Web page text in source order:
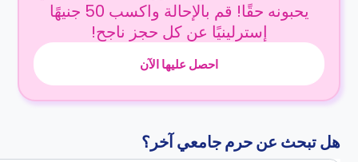
يحبونه حقًا! قم بالإحالة واكسب 50 جنيهًا
إسترلينيًا عن كل حجز ناجح!
احصل عليها الآن
هل تبحث عن حرم جامعي آخر؟